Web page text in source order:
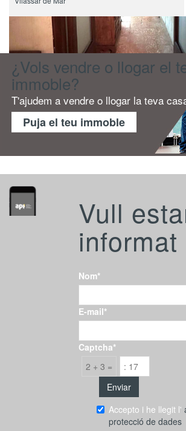
¿Vols vendre o llogar el
immoble?
T'ajudem a vendre o llogar la teva
Puja el teu immoble
Vull
informat
Nom*
E-mail*
Captcha*
2 + 3 =
Accepto i he llegit l'
protecció de dades